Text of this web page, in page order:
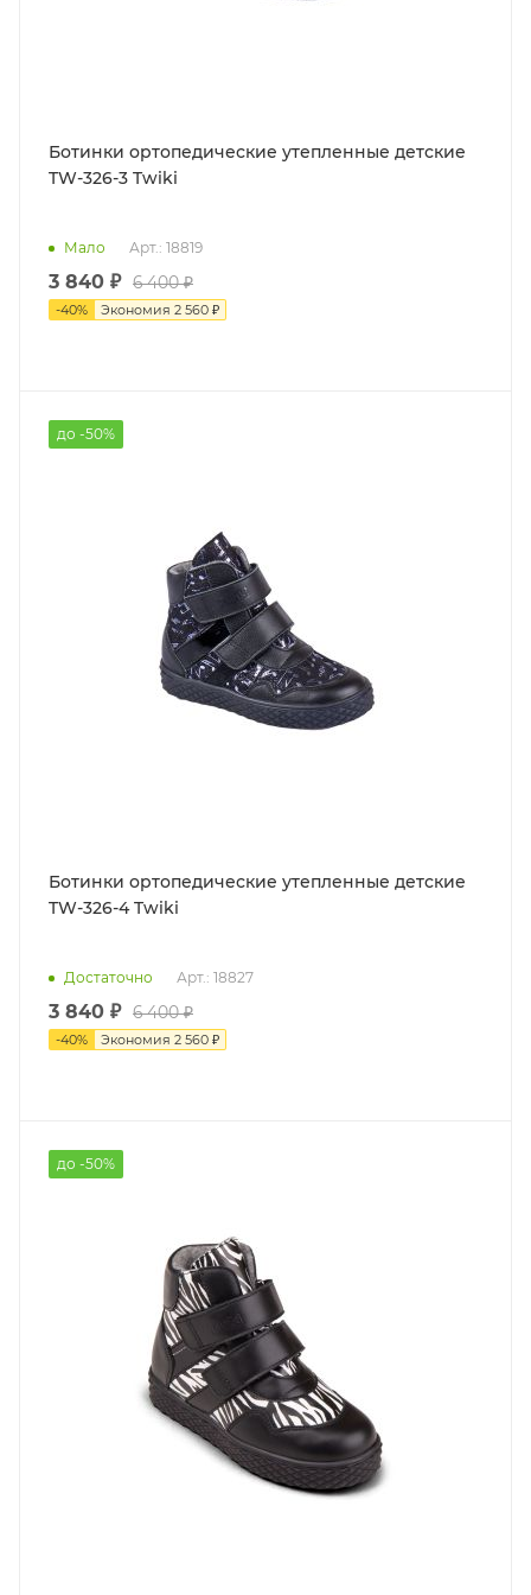
Ботинки ортопедические утепленные детские
TW-326-3 Twiki
Мало Арт.: 18819
3 840 ₽ 6 400 ₽
-40% Экономия 2 560 ₽
до -50%
Ботинки ортопедические утепленные детские
TW-326-4 Twiki
Достаточно Арт.: 18827
3 840 ₽ 6 400 ₽
-40% Экономия 2 560 ₽
до -50%